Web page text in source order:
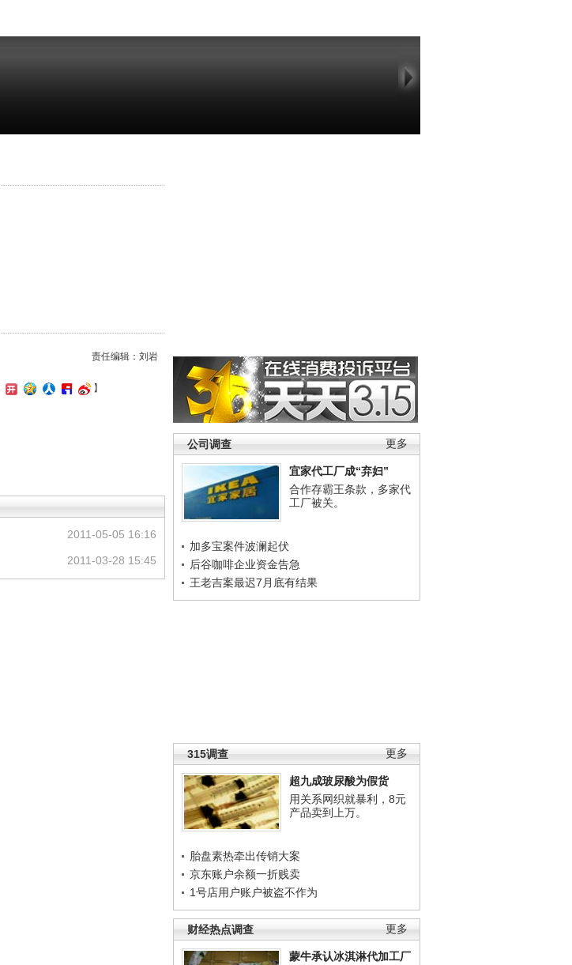
更多
公司调查
宜家代工厂成“弃妇”
合作存霸王条款，多家代
工厂被关。
加多宝案件波澜起伏
后谷咖啡企业资金告急
王老吉案最迟7月底有结果
更多
315调查
超九成玻尿酸为假货
用关系网织就暴利，8元
产品卖到上万。
胎盘素热牵出传销大案
京东账户余额一折贱卖
1号店用户账户被盗不作为
更多
财经热点调查
蒙牛承认冰淇淋代加工厂
责任编辑：刘岩
】
2011-05-05 16:16
2011-03-28 15:45